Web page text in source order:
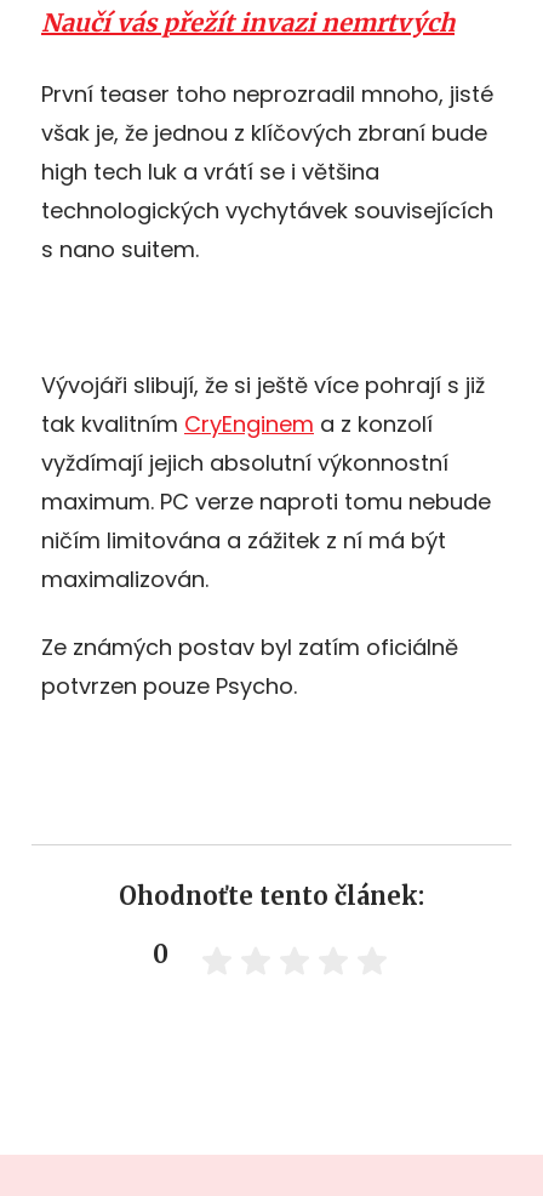
Naučí vás přežít invazi nemrtvých
První teaser toho neprozradil mnoho, jisté
však je, že jednou z klíčových zbraní bude
high tech luk a vrátí se i většina
technologických vychytávek souvisejících
s nano suitem.
Vývojáři slibují, že si ještě více pohrají s již
tak kvalitním CryEnginem a z konzolí
vyždímají jejich absolutní výkonnostní
maximum. PC verze naproti tomu nebude
ničím limitována a zážitek z ní má být
maximalizován.
Ze známých postav byl zatím oficiálně
potvrzen pouze Psycho.
Ohodnoťte tento článek:
0